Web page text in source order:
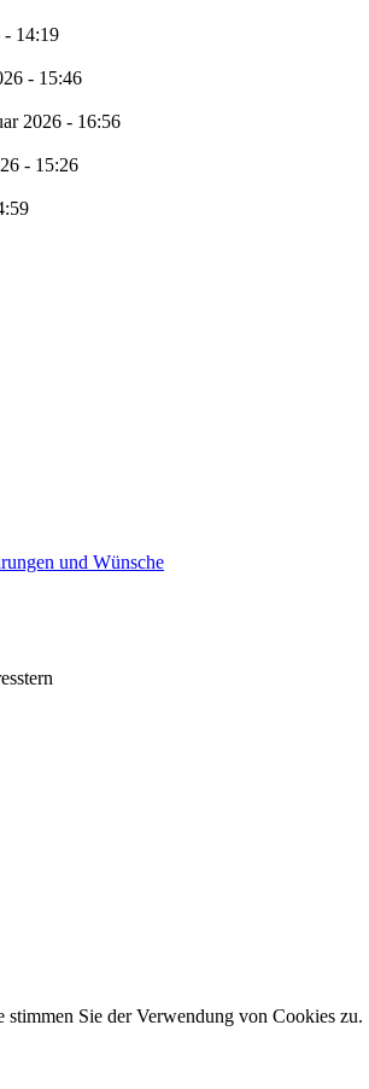
- 14:19
- 15:46
2026 - 16:56
- 15:26
und Wünsche
Sie der Verwendung von Cookies zu.